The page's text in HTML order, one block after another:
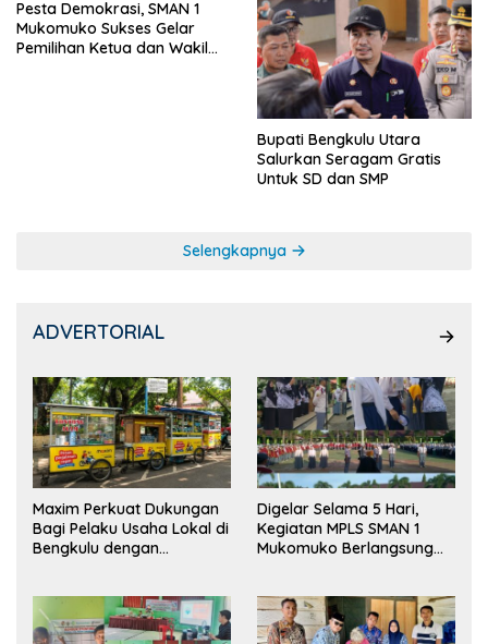
Pesta Demokrasi, SMAN 1
Mukomuko Sukses Gelar
Pemilihan Ketua dan Wakil
Bupati Bengkulu Utara
Salurkan Seragam Gratis
Untuk SD dan SMP
Selengkapnya
ADVERTORIAL
Maxim Perkuat Dukungan
Bagi Pelaku Usaha Lokal di
Bengkulu dengan
Pasar
Digelar Selama 5 Hari,
Kegiatan MPLS SMAN 1
Mukomuko Berlangsung